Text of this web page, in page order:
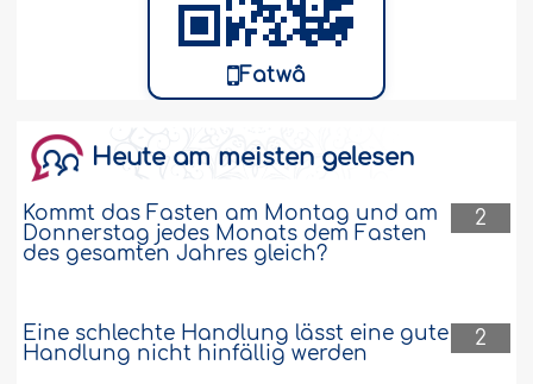
von Jesus geschrieben und die
Offenbarung noch nicht abgeschlossen
Ich lebe mit meinen Geschwistern in den
Niederlanden. Mein Vater war ein
Moschee gebaut und viele gute Taten
vollbracht. Ab 2001 betete er nicht mehr
in der Moschee und schlachtete nicht
Fatwâ
Heute am meisten gelesen
2
Kommt das Fasten am Montag und am
Donnerstag jedes Monats dem Fasten
des gesamten Jahres gleich?
2
Eine schlechte Handlung lässt eine gute
Handlung nicht hinfällig werden